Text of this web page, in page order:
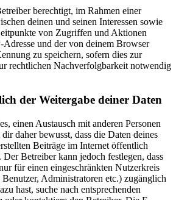
berechtigt, im Rahmen einer
deinen und seinen Interessen sowie
von Zugriffen und Aktionen
Adresse und der von deinem Browser
zu speichern, sofern dies zur
rechtlichen Nachverfolgbarkeit notwendig
der Weitergabe deiner Daten
einen Austausch mit anderen Personen
daher bewusst, dass die Daten deines
Beiträge im Internet öffentlich
Betreiber kann jedoch festlegen, dass
für einen eingeschränkten Nutzerkreis
Administratoren etc.) zugänglich
hast, suche nach entsprechenden